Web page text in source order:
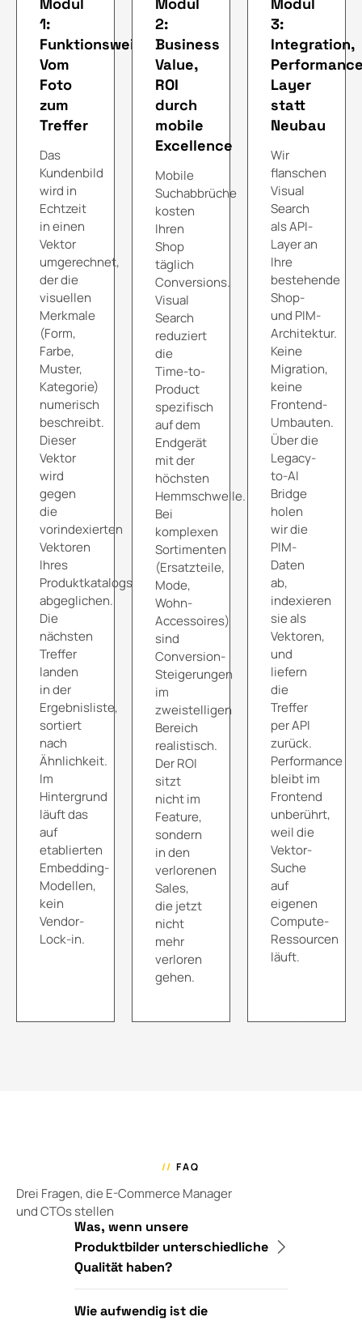
1:
Funktionsweise,
Vom
Foto
zum
Treffer
Das
Kundenbild
wird in
Echtzeit
in einen
Vektor
umgerechnet,
der die
visuellen
Merkmale
(Form,
Farbe,
Muster,
Kategorie)
numerisch
beschreibt.
Dieser
Vektor
wird
gegen
die
vorindexierten
Vektoren
Ihres
Produktkatalogs
abgeglichen.
Die
nächsten
Treffer
landen
in der
Ergebnisliste,
sortiert
nach
Ähnlichkeit.
Im
Hintergrund
läuft das
auf
etablierten
Embedding-
Modellen,
kein
Vendor-
Lock-in.
2:
Business
Value,
ROI
durch
mobile
Excellence
Mobile
Suchabbrüche
kosten
Ihren
Shop
täglich
Conversions.
Visual
Search
reduziert
die
Time-to-
Product
spezifisch
auf dem
Endgerät
mit der
höchsten
Hemmschwelle.
Bei
komplexen
Sortimenten
(Ersatzteile,
Mode,
Wohn-
Accessoires)
sind
Conversion-
Steigerungen
im
zweistelligen
Bereich
realistisch.
Der ROI
sitzt
nicht im
Feature,
sondern
in den
verlorenen
Sales,
die jetzt
nicht
mehr
verloren
gehen.
3:
Integration,
Layer
statt
Neubau
Wir
flanschen
Visual
Search
als API-
Layer an
Ihre
bestehende
Shop-
und PIM-
Architektur.
Keine
Migration,
keine
Frontend-
Umbauten.
Über die
Legacy-
to-AI
Bridge
holen
wir die
PIM-
Daten
ab,
indexieren
sie als
Vektoren,
und
liefern
die
Treffer
per API
zurück.
Performance
bleibt im
Frontend
unberührt,
weil die
Vektor-
Suche
auf
eigenen
Compute-
Ressourcen
läuft.
// FAQ
Drei Fragen, die E-Commerce Manager
und CTOs stellen
Was, wenn unsere
Produktbilder unterschiedliche
Qualität haben?
Wie aufwendig ist die